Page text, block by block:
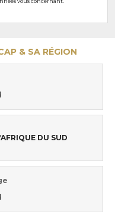
& SA RÉGION
DU SUD